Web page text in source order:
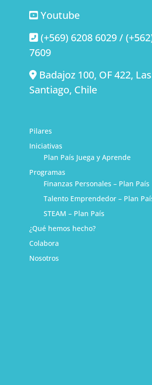
Youtube
(+569) 6208 6029 /
7609
Badajoz 100, OF 422,
Santiago, Chile
Pilares
Iniciativas
Plan País Juega y Aprende
Programas
Finanzas Personales – Plan País
Talento Emprendedor – Plan
STEAM – Plan País
¿Qué hemos hecho?
Colabora
Nosotros